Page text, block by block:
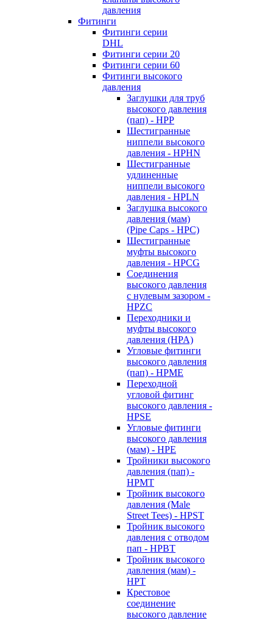
давления
Фитинги
Фитинги серии
DHL
Фитинги серии 20
Фитинги серии 60
Фитинги высокого
давления
Заглушки для труб
высокого давления
(пап) - HPP
Шестигранные
ниппели высокого
давления - HPHN
Шестигранные
удлиненные
ниппели высокого
давления - HPLN
Заглушка высокого
давления (мам)
(Pipe Caps - HPC)
Шестигранные
муфты высокого
давления - HPCG
Соединения
высокого давления
с нулевым зазором -
HPZC
Переходники и
муфты высокого
давления (HPA)
Угловые фитинги
высокого давления
(пап) - HPME
Переходной
угловой фитинг
высокого давления -
HPSE
Угловые фитинги
высокого давления
(мам) - HPE
Тройники высокого
давления (пап) -
HPMT
Тройник высокого
давления (Male
Street Tees) - HPST
Тройник высокого
давления с отводом
пап - HPBT
Тройник высокого
давления (мам) -
HPT
Крестовое
соединение
высокого давление